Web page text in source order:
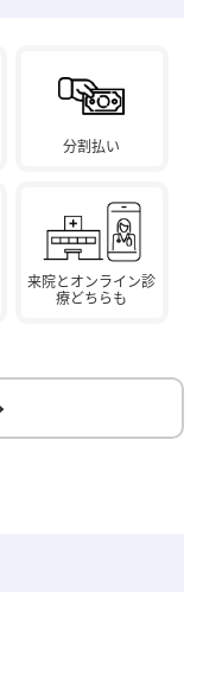
分割払い
来院とオンライン診
療どちらも